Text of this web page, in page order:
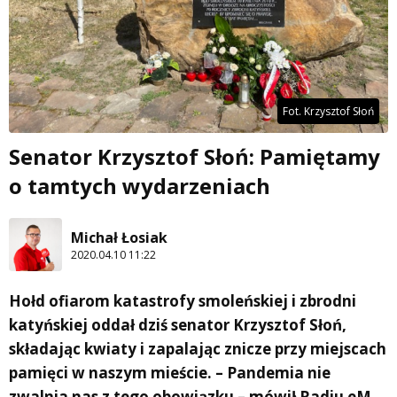
Fot. Krzysztof Słoń
Senator Krzysztof Słoń: Pamiętamy
o tamtych wydarzeniach
Michał Łosiak
2020.04.10 11:22
Hołd ofiarom katastrofy smoleńskiej i zbrodni
katyńskiej oddał dziś senator Krzysztof Słoń,
składając kwiaty i zapalając znicze przy miejscach
pamięci w naszym mieście. – Pandemia nie